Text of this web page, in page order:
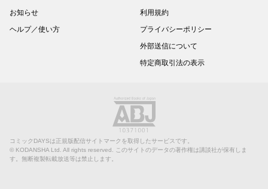
お知らせ
ヘルプ／使い方
利用規約
プライバシーポリシー
外部送信について
特定商取引法の表示
コミックDAYSは正規版配信サイトマークを取得したサービスです。
© KODANSHA Ltd. All rights reserved. このサイトのデータの著作権は講談社が保有しま
す。無断複製転載放送等は禁止します。